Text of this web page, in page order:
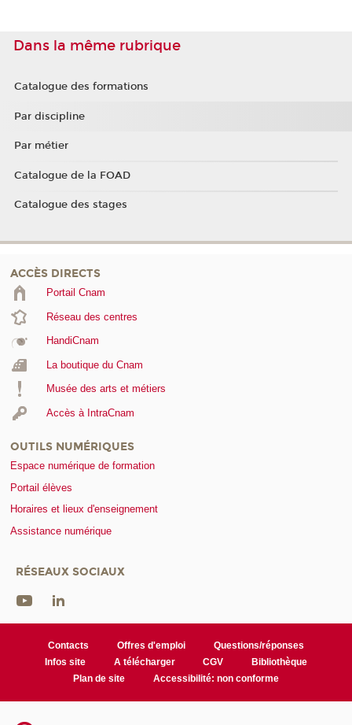
Dans la même rubrique
Catalogue des formations
Par discipline
Par métier
Catalogue de la FOAD
Catalogue des stages
ACCÈS DIRECTS
Portail Cnam
Réseau des centres
HandiCnam
La boutique du Cnam
Musée des arts et métiers
Accès à IntraCnam
OUTILS NUMÉRIQUES
Espace numérique de formation
Portail élèves
Horaires et lieux d'enseignement
Assistance numérique
RÉSEAUX SOCIAUX
Contacts Offres d'emploi
Questions/réponses
Infos site
A télécharger CGV
Bibliothèque
Plan de site
Accessibilité: non conforme